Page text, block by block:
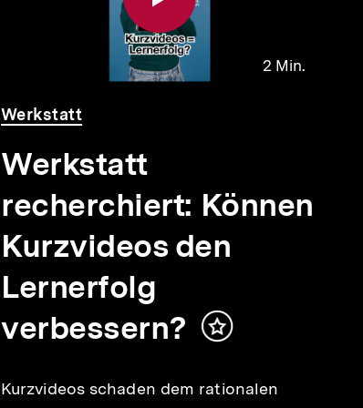
2 Min.
Video
Dauer
2
Min.
Werkstatt
Werkstatt
recherchiert: Können
Kurzvideos den
Lernerfolg
verbessern?
Inhalt
Kurzvideos schaden dem rationalen